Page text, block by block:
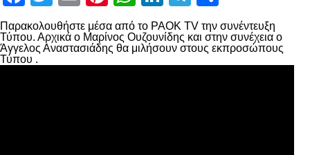
Παρακολουθήστε μέσα από το PAOK TV την συνέντευξη
Τύπου. Αρχικά ο Μαρίνος Ουζουνίδης και στην συνέχεια ο
Άγγελος Αναστασιάδης θα μιλήσουν στους εκπροσώπους
Τύπου .